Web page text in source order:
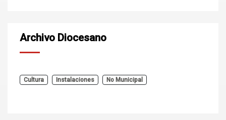
Archivo Diocesano
Cultura Instalaciones No Municipal